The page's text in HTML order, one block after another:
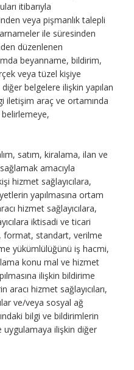
itibarıyla
veya pişmanlık talepli
ile süresinden
düzenlenen
beyanname, bildirim,
veya tüzel kişiye
belgelere ilişkin yapılan
iletişim araç ve ortamında
belirlemeye,
satım, kiralama, ilan ve
amacıyla
hizmet sağlayıcılara,
yapılmasına ortam
hizmet sağlayıcılara,
iktisadi ve ticari
format, standart, verilme
yükümlülüğünü iş hacmi,
konu mal ve hizmet
ilişkin bildirime
hizmet sağlayıcıları,
ve/veya sosyal ağ
bilgi ve bildirimlerin
ilişkin diğer